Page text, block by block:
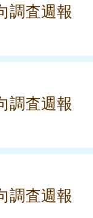
調査週報
調査週報
調査週報